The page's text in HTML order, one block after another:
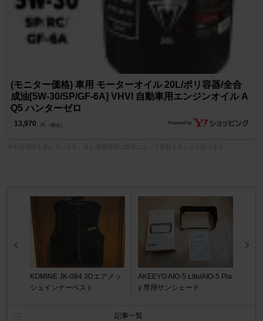
(モニター価格) 車用 モーターオイル 20L/ポリ容器/全合
成油[5W-30/SP/GF-6A] VHVI 自動車用エンジンオイル A
Q5 ハンターゼロ
13,970 円 （税込）
KOMINE JK-084 3Dエアメッ
シュインナーベスト
AKEEYO AIO-5 Lite/AIO-5 Pla
y 専用サンシェード
記事一覧